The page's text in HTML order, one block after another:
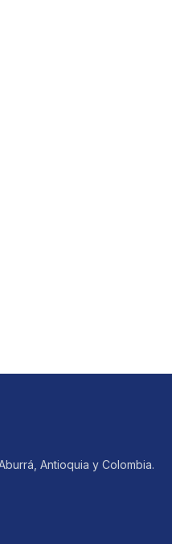
Antioquia y Colombia.